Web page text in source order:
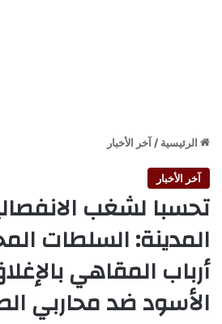
الرئيسية / آخر الأخبار
آخر الأخبار
تحسبا لشغب
المدينة: السلطات
أرباب المقاهي
الأسود ضد محاربي